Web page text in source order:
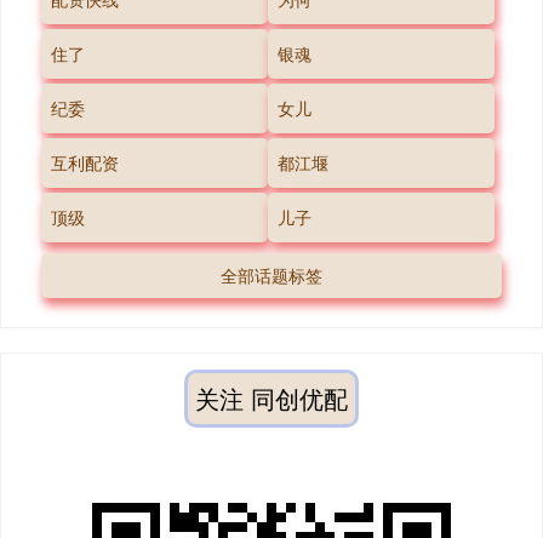
住了 银魂
纪委 女儿
互利配资 都江堰
顶级 儿子
全部话题标签
关注 同创优配